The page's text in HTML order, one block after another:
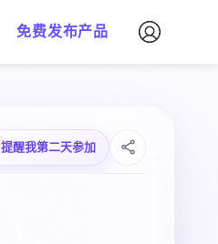
免费发布产品
提醒我第二天参加